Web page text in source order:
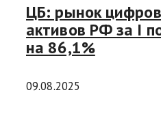
ЦБ: рынок
активов РФ за I
на 86,1%
09.08.2025